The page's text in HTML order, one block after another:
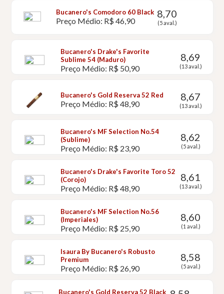
Bucanero's Comodoro 60 Black
Preço Médio: R$ 46,90
8,70
(5 aval.)
Bucanero's Drake's Favorite
Sublime 54 (Maduro)
Preço Médio: R$ 50,90
8,69
(13 aval.)
Bucanero's Gold Reserva 52 Red
Preço Médio: R$ 48,90
8,67
(13 aval.)
Bucanero's MF Selection No.54
(Sublime)
Preço Médio: R$ 23,90
8,62
(5 aval.)
Bucanero's Drake's Favorite Toro 52
(Corojo)
Preço Médio: R$ 48,90
8,61
(13 aval.)
Bucanero's MF Selection No.56
(Imperiales)
Preço Médio: R$ 25,90
8,60
(1 aval.)
Isaura By Bucanero's Robusto
Premium
Preço Médio: R$ 26,90
8,58
(5 aval.)
Bucanero's Gold Reserva 52 Black